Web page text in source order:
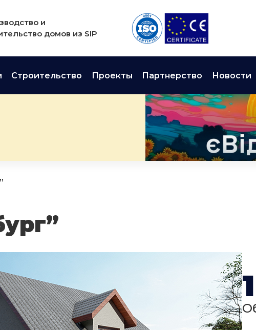
и
домов из SIP
Строительство Проекты Партнерство Новости